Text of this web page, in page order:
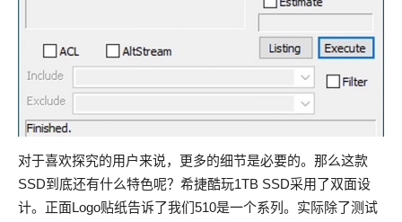
对于喜欢探究的用户来说，更多的细节是必要的。那么这款
SSD到底还有什么特色呢？希捷酷玩1TB SSD采用了双面设
计。正面Logo贴纸告诉了我们510是一个系列。实际除了测试